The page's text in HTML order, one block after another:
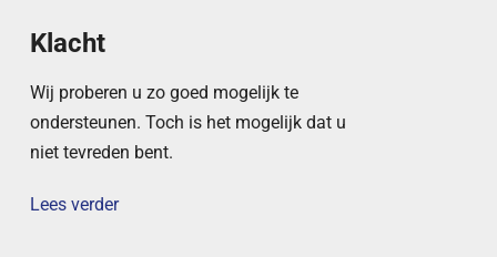
Klacht
Wij proberen u zo goed mogelijk te
ondersteunen. Toch is het mogelijk dat u
niet tevreden bent.
Lees verder